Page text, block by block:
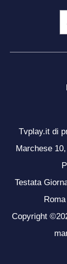
Tvplay.it di
Marchese
Testata
Copyright